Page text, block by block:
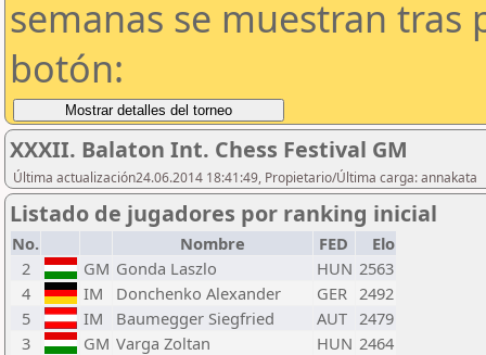
semanas se muestran tras
botón:
XXXII. Balaton Int. Chess Festival GM
Última actualización24.06.2014 18:41:49, Propietario/Última carga: annakata
Listado de jugadores por ranking inicial
No. Nombre FED
Elo
2
GM Gonda Laszlo HUN 2563
4
IM Donchenko Alexander GER 2492
5
IM Baumegger Siegfried AUT 2479
3
GM Varga Zoltan HUN 2464